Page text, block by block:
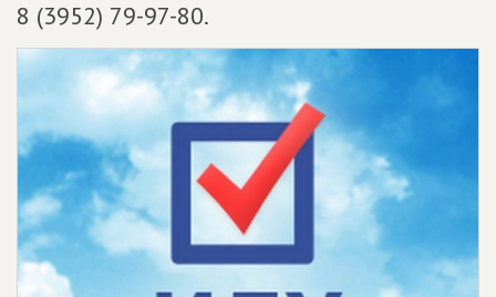
8 (3952) 79-97-80.